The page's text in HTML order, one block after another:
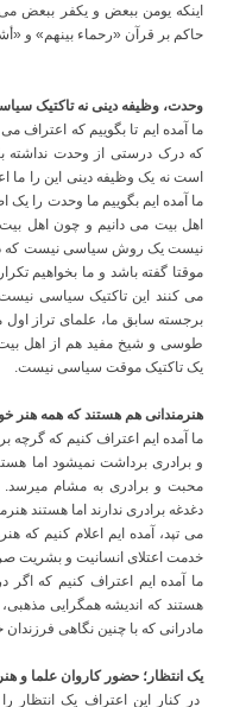
اینکه یومن ببعض و یکفر ببعض
حاکم بر قرآن «رحماء بینهم» و
وحدت، وظیفه دینی نه تاکتیک
ما آمده ایم تا بگوییم که اعتراف
که درک درستی از وحدت نداشته
است نه یک وظیفه دینی این را ما
ما آمده ایم بگوییم ما وحدت را
اهل بیت می دانیم و چون اهل
نیست یک روش سیاسی نیست که در
موقتا گفته باشد و ما بخواهیم
می کنند این تاکتیک سیاسی
برجسته سابق ما، علمای تراز اول
طوسی و شیخ مفید هم از اهل بیت
یک تاکتیک موقت سیاسی نیست.
هنرمندانی هم هستند که همه هنر
ما آمده ایم اعتراف کنیم که
و برادری برداشت نمیشود اما
محبت و برادری به مشام میرسد.
دغدغه برادری ندارند اما هستند
می تپد، آمده ایم اعلام کنیم که
خدمت اعتلای انسانیت و بشریت
ما آمده ایم اعتراف کنیم که
هستند که اندیشه همگرایی
مادرانی که با چنین نگاهی فرزندان
یک انتظار؛ حضور کاروان علما و
در کنار این اعتراف یک انتظار